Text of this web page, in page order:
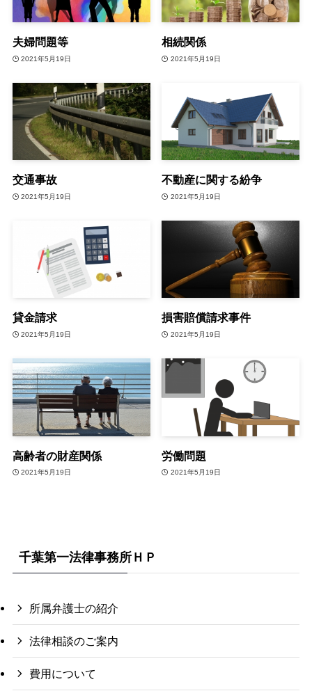
夫婦問題等
2021年5月19日
相続関係
2021年5月19日
交通事故
2021年5月19日
不動産に関する紛争
2021年5月19日
貸金請求
2021年5月19日
損害賠償請求事件
2021年5月19日
高齢者の財産関係
2021年5月19日
労働問題
2021年5月19日
千葉第一法律事務所ＨＰ
所属弁護士の紹介
法律相談のご案内
費用について